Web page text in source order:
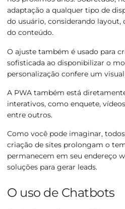
adaptação a qualquer tipo de
do usuário, considerando layout,
do conteúdo.
O ajuste também é usado para
sofisticada ao disponibilizar o
personalização confere um
A PWA também está
interativos, como enquete,
entre outros.
Como você pode imaginar,
criação de sites prolongam o
permanecem em seu endereço
soluções para gerar leads.
O uso de Chatbots